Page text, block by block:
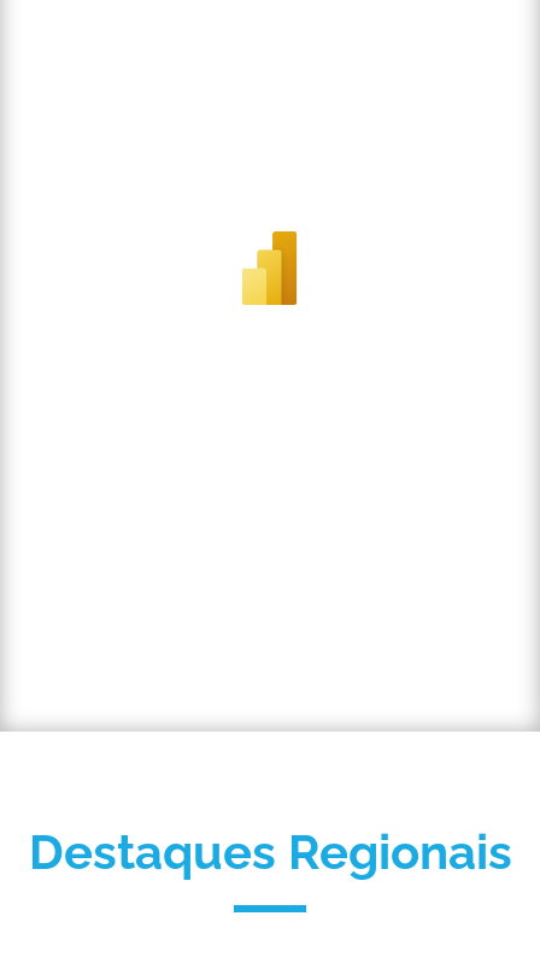
Destaques Regionais